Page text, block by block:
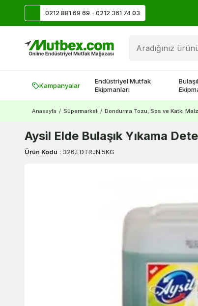
0212 881 69 69 - 0212 361 74 03Üye Ol İlk Siparişte 500 TL Kazan!
Kampanyalar
Endüstriyel Mutfak
Ekipmanları
Anasayfa / Süpermarket / Dondurma Tozu, Sos ve Katkı
Aysil Elde Bulaşık Yıkama
Ürün Kodu : 326.EDTRJN.5KG